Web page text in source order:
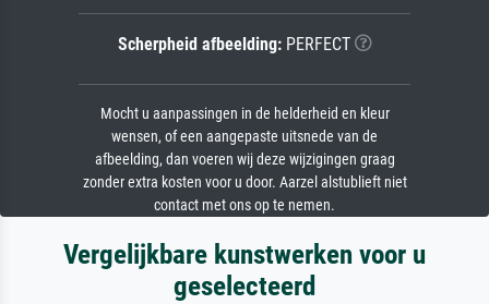
Scherpheid afbeelding:PERFECT
Mocht u aanpassingen in de helderheid en kleur
wensen, of een aangepaste uitsnede van de
afbeelding, dan voeren wij deze wijzigingen graag
zonder extra kosten voor u door. Aarzel alstublieft niet
contact met ons op te nemen.
Vergelijkbare kunstwerken voor u
geselecteerd